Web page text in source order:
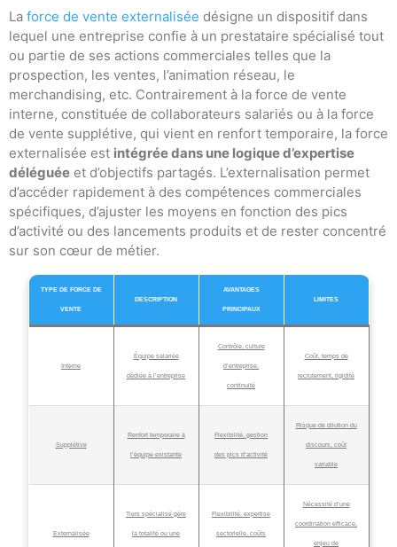
La force de vente externalisée désigne un dispositif dans
lequel une entreprise confie à un prestataire spécialisé tout
ou partie de ses actions commerciales telles que la
prospection, les ventes, l’animation réseau, le
merchandising, etc. Contrairement à la force de vente
interne, constituée de collaborateurs salariés ou à la force
de vente supplétive, qui vient en renfort temporaire, la force
externalisée est intégrée dans une logique d’expertise
déléguée et d’objectifs partagés. L’externalisation permet
d’accéder rapidement à des compétences commerciales
spécifiques, d’ajuster les moyens en fonction des pics
d’activité ou des lancements produits et de rester concentré
sur son cœur de métier.
TYPE DE FORCE DE
VENTE
DESCRIPTION
AVANTAGES
PRINCIPAUX
LIMITES
Interne
Équipe salariée
dédiée à l’entreprise
Contrôle, culture
d’entreprise,
continuité
Coût, temps de
recrutement, rigidité
Supplétive
Renfort temporaire à
l’équipe existante
Flexibilité, gestion
des pics d’activité
Risque de dilution du
discours, coût
variable
Externalisée
Tiers spécialisé gère
la totalité ou une
Flexibilité, expertise
sectorielle, coûts
Nécessité d’une
coordination efficace,
enjeu de